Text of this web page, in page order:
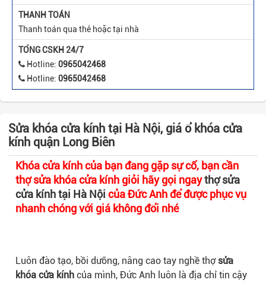
THANH TOÁN
Thanh toán qua thẻ hoặc tại nhà
TỔNG CSKH 24/7
Hotline: 0965042468
Hotline: 0965042468
Sửa khóa cửa kính tại Hà Nội, giá ổ khóa cửa
kính quận Long Biên
Khóa cửa kính của bạn đang gặp sự cố, bạn cần
thợ sửa khóa cửa kính giỏi hãy gọi ngaythợ sửa
cửa kính tại Hà Nội của Đức Anh để được phục vụ
nhanh chóng với giá không đổi nhé
Luôn đào tạo, bồi dưỡng, nâng cao tay nghề thợ sửa
khóa cửa kính của mình, Đức Anh luôn là địa chỉ tin cậy